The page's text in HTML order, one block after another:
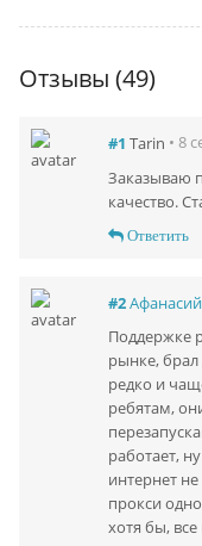
Отзывы (49)
#1 Tarin • 8
Заказываю
качество.
Ответить
#2Афанасий
Поддержке
рынке,
редко и
ребятам,
работает,
интернет
прокси
хотя бы, все